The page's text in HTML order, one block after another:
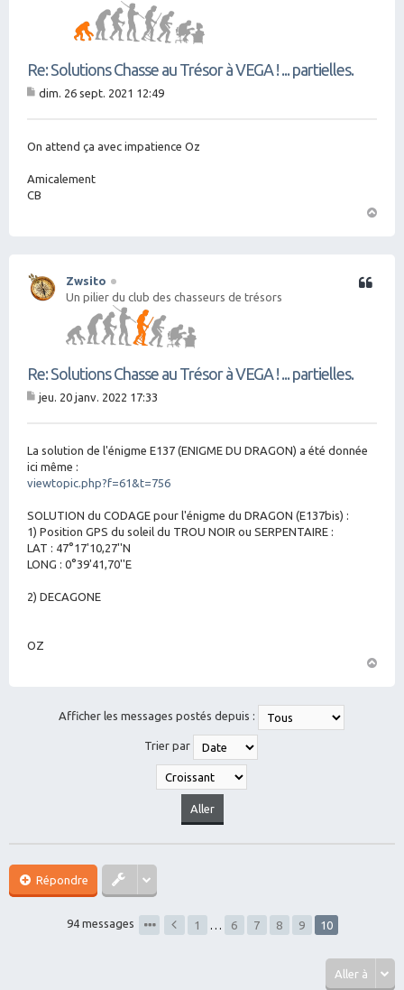
Re: Solutions Chasse au Trésor à VEGA ! ... partielles.
g
dim. 26 sept. 2021 12:49
On attend ça avec impatience Oz
Amicalement
CB
Zwsito
Un pilier du club des chasseurs de trésors
Re: Solutions Chasse au Trésor à VEGA ! ... partielles.
Citation
g
e
jeu. 20 janv. 2022 17:33
La solution de l'énigme E137 (ENIGME DU DRAGON) a été donnée
ici même :
viewtopic.php?f=61&t=756
SOLUTION du CODAGE pour l'énigme du DRAGON (E137bis) :
1) Position GPS du soleil du TROU NOIR ou SERPENTAIRE :
LAT : 47°17'10,27''N
LONG : 0°39'41,70''E
2) DECAGONE
OZ
Afficher les messages postés depuis :
Trier par
Répondre
94 messages 1 6 7 8 9 10
Aller à